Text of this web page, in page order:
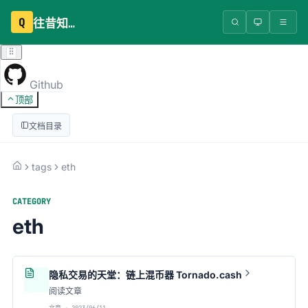
Q 往昔知识库
Github
顶部
文档目录
tags eth
CATEGORY
eth
隐私交易的天堂：链上混币器 Tornado.cash
阅读文章